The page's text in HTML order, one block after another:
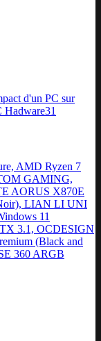
AMD Ryzen 7
GAMING,
AORUS X870E
LIAN LI UNI
11
3.1, OCDESIGN
(Black and
360 ARGB